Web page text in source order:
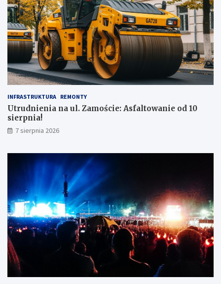
INFRASTRUKTURA REMONTY
Utrudnienia na ul. Zamoście: Asfaltowanie od 10
sierpnia!
7 sierpnia 2026